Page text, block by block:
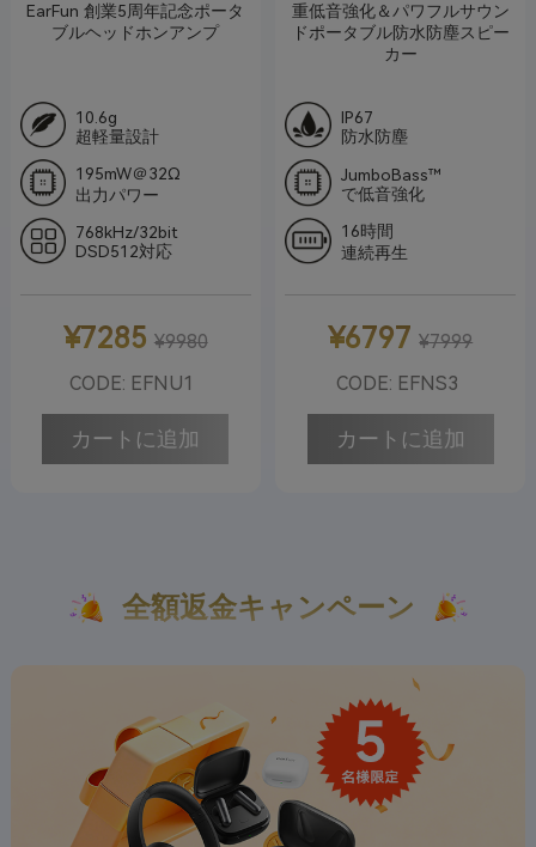
EarFun 創業5周年記念ポータ
ブルヘッドホンアンプ
10.6g
超軽量設計
195mW＠32Ω
出力パワー
768kHz/32bit
DSD512対応
¥7285 ¥9980
CODE: EFNU1
カートに追加
重低音強化＆パワフルサウン
ドポータブル防水防塵スピー
カー
IP67
防水防塵
JumboBass™
で低音強化
16時間
連続再生
¥6797 ¥7999
CODE: EFNS3
カートに追加
全額返金キャンペーン